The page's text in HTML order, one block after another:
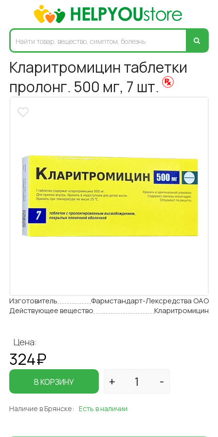
Кларитромицин таблетки
пролонг. 500 мг, 7 шт.
Изготовитель
Фармстандарт-Лексредства ОАО
Действующее вещество
Кларитромицин
Цена:
324₽
В КОРЗИНУ
Наличие в Брянске: Есть в наличии